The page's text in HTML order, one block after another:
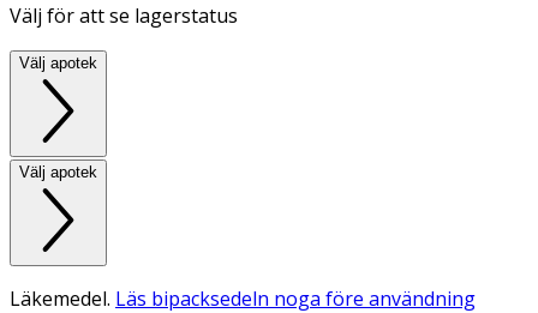
Välj för att se lagerstatus
Välj apotek
Välj apotek
Läkemedel. Läs bipacksedeln noga före användning